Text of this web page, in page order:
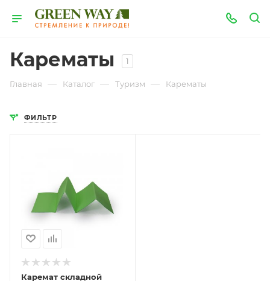
Карематы 1
Главная — Каталог — Туризм — Карематы
ФИЛЬТР
Каремат складной